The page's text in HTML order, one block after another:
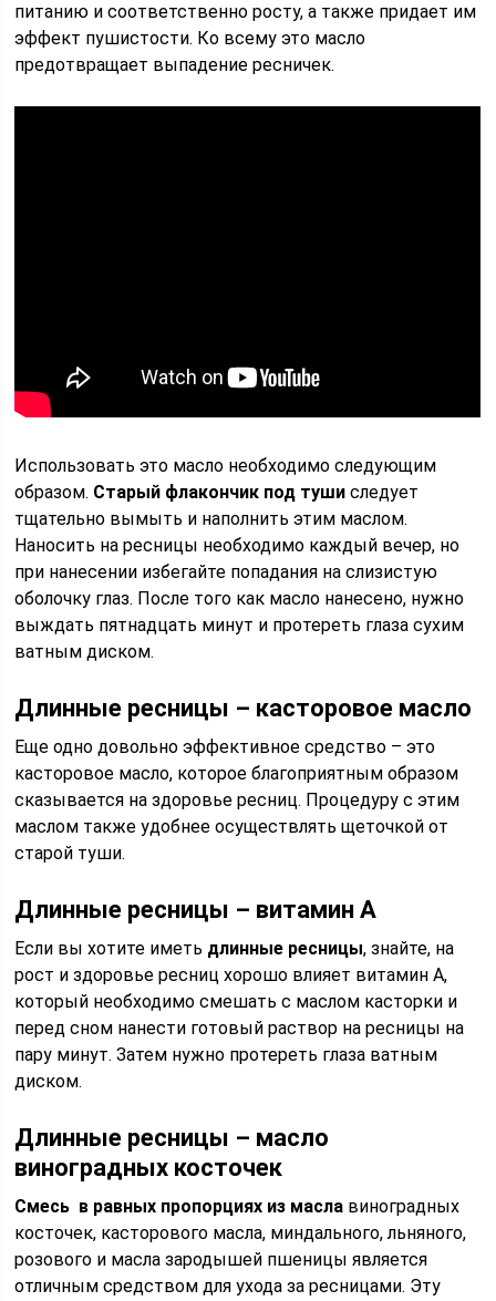
питанию и соответственно росту, а также придает им
эффект пушистости. Ко всему это масло
предотвращает выпадение ресничек.
Использовать это масло необходимо следующим
образом. Старый флакончик под тушиследует
тщательно вымыть и наполнить этим маслом.
Наносить на ресницы необходимо каждый вечер, но
при нанесении избегайте попадания на слизистую
оболочку глаз. После того как масло нанесено, нужно
выждать пятнадцать минут и протереть глаза сухим
ватным диском.
Длинные ресницы – касторовое масло
Еще одно довольно эффективное средство – это
касторовое масло, которое благоприятным образом
сказывается на здоровье ресниц. Процедуру с этим
маслом также удобнее осуществлять щеточкой от
старой туши.
Длинные ресницы – витамин А
Если вы хотите иметь длинные ресницы, знайте, на
рост и здоровье ресниц хорошо влияет витамин А,
который необходимо смешать с маслом касторки и
перед сном нанести готовый раствор на ресницы на
пару минут. Затем нужно протереть глаза ватным
диском.
Длинные ресницы – масло
виноградных косточек
Смесь в равных пропорциях из масла виноградных
косточек, касторового масла, миндального, льняного,
розового и масла зародышей пшеницы является
отличным средством для ухода за ресницами. Эту